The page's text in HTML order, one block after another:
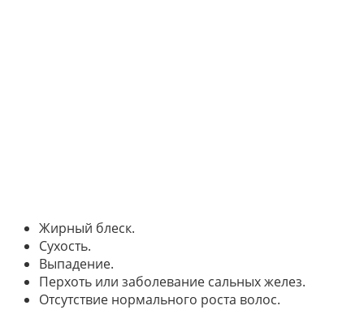
Жирный блеск.
Сухость.
Выпадение.
Перхоть или заболевание сальных желез.
Отсутствие нормального роста волос.